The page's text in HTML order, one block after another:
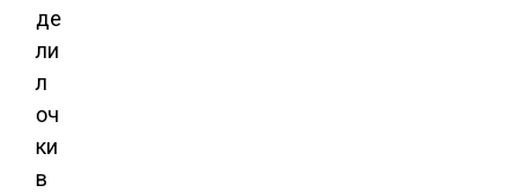
де
ли
л
оч
ки
в